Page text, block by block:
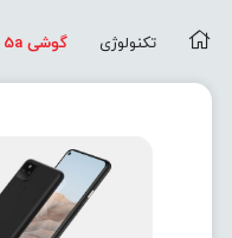
تکنولوژی گوشی Pixel 5a گوگل در 11 ژوئن رونمایی می شود